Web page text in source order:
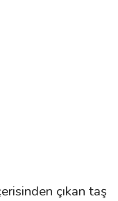
çıkan taş